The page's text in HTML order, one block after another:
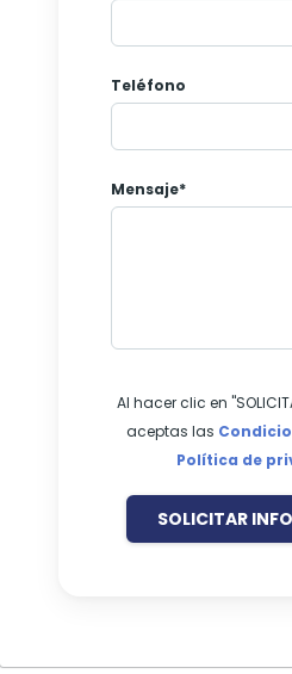
Teléfono
Mensaje*
Al hacer clic en
aceptas las
Política de
SOLICITAR